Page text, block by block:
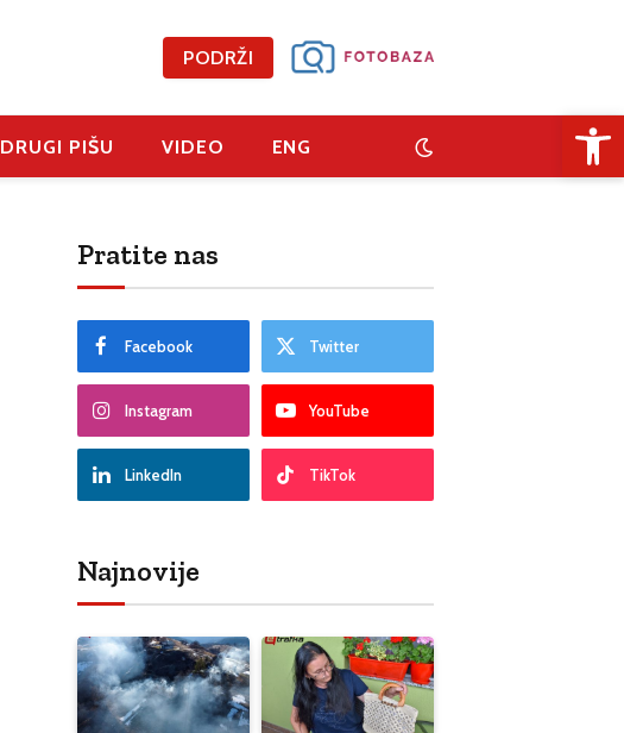
PODRŽI
DRUGI PIŠU VIDEO ENG
Pratite nas
Facebook Twitter
Instagram YouTube
LinkedIn TikTok
Najnovije